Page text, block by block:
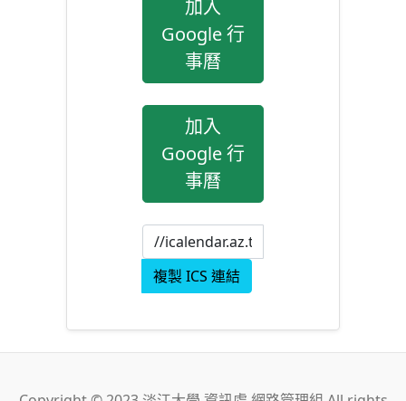
加入
Google 行
事曆
加入
Google 行
事曆
複製 ICS 連結